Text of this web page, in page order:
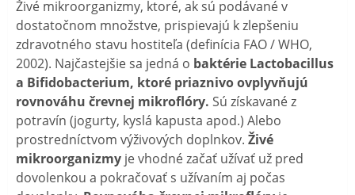
Živé mikroorganizmy, ktoré, ak sú podávané v
dostatočnom množstve, prispievajú k zlepšeniu
zdravotného stavu hostiteľa (definícia FAO / WHO,
2002). Najčastejšie sa jedná o baktérie Lactobacillus
a Bifidobacterium, ktoré priaznivo ovplyvňujú
rovnováhu črevnej mikroflóry. Sú získavané z
potravín (jogurty, kyslá kapusta apod.) Alebo
prostredníctvom výživových doplnkov. Živé
mikroorganizmy je vhodné začať užívať už pred
dovolenkou a pokračovať s užívaním aj počas